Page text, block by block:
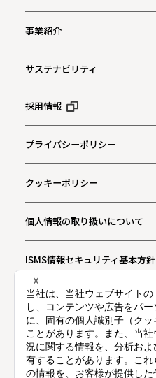
事業紹介
サステナビリティ
採用情報
プライバシーポリシー
クッキーポリシー
個人情報の取り扱いについて
ISMS情報セキュリティ基本方針
お問い合わせ
プライバシー通知